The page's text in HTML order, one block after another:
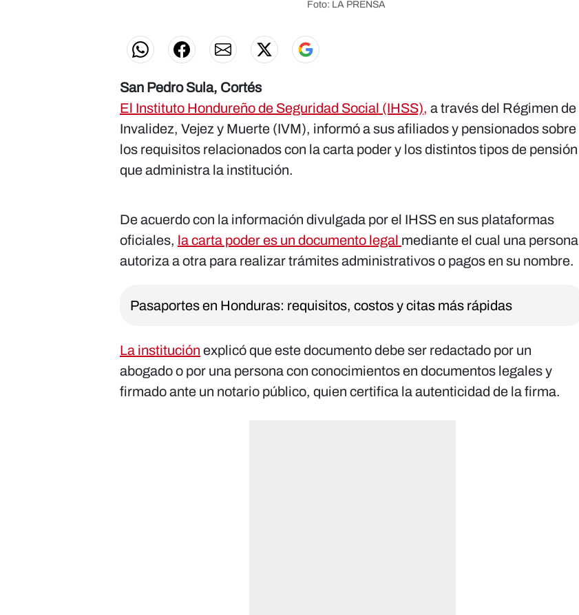
Foto: LA PRENSA
San Pedro Sula, Cortés
El Instituto Hondureño de Seguridad Social (IHSS), a través del Régimen de
Invalidez, Vejez y Muerte (IVM), informó a sus afiliados y pensionados sobre
los requisitos relacionados con la carta poder y los distintos tipos de pensión
que administra la institución.
De acuerdo con la información divulgada por el IHSS en sus plataformas
oficiales, la carta poder es un documento legal mediante el cual una persona
autoriza a otra para realizar trámites administrativos o pagos en su nombre.
Pasaportes en Honduras: requisitos, costos y citas más rápidas
La institución explicó que este documento debe ser redactado por un
abogado o por una persona con conocimientos en documentos legales y
firmado ante un notario público, quien certifica la autenticidad de la firma.